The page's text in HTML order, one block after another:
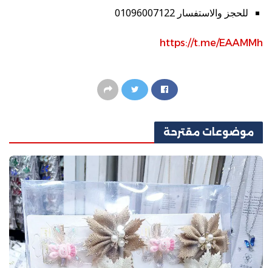
للحجز والاستفسار 01096007122
https://t.me/EAAMMh
موضوعات مقترحة